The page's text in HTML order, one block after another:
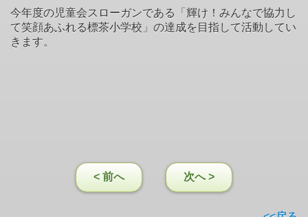
今年度の児童会スローガンである「輝け！みんなで協力し
て笑顔あふれる標茶小学校」の達成を目指して活動してい
きます。
< 前へ 次へ >